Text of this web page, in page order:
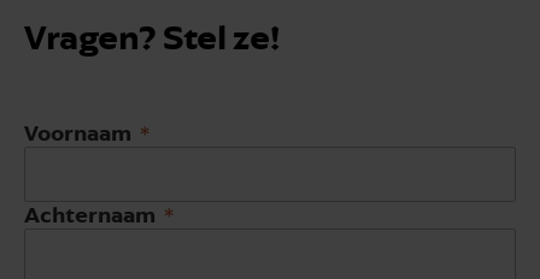
Vragen? Stel ze!
Voornaam
Achternaam